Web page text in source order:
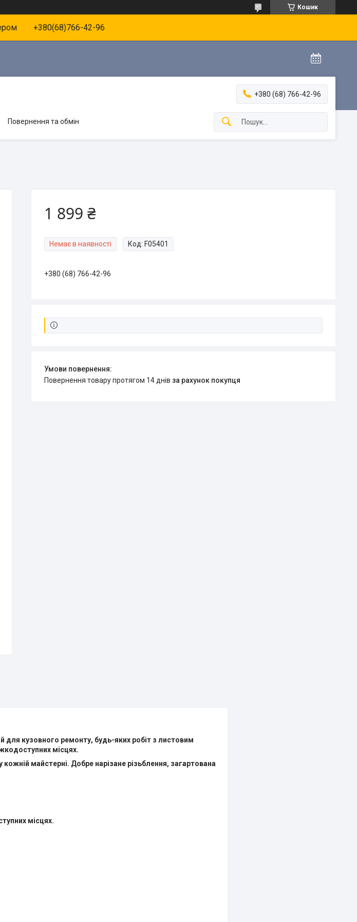
Кошик
+380(68)766-42-96
+380 (68) 766-42-96
Повернення та обмін
1 899 ₴
Немає в наявності Код: F05401
+380 (68) 766-42-96
повернення товару протягом 14 днів за рахунок покупця
для кузовного ремонту, будь-яких робіт з листовим
місцях.
майстерні. Добре нарізане різьблення, загартована
місцях.